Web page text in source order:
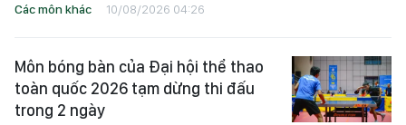
Các môn khác 10/08/2026 04:26
Môn bóng bàn của Đại hội thể thao
toàn quốc 2026 tạm dừng thi đấu
trong 2 ngày